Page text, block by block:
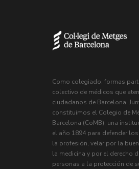
Como colegiado, formas
colectivo de médicos que
ciudadanos de Barcelona.
constituimos el Colegio de
Barcelona (CoMB), una
el año 1894 para defender
la profesión, velar por la
la medicina y por el derecho
personas a la protección de